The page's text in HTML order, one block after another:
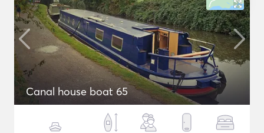
Canal house boat 65